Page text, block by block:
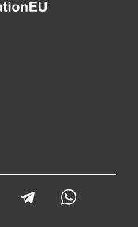
LinkedIn Telegram